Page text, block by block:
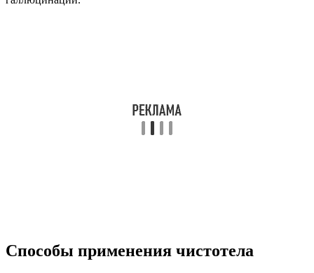
Способы применения чистотела